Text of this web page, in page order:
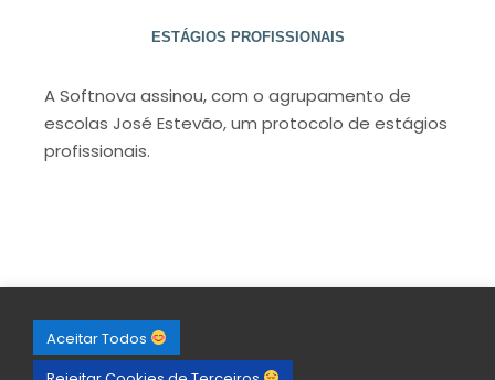
ESTÁGIOS PROFISSIONAIS
A Softnova assinou, com o agrupamento de
escolas José Estevão, um protocolo de estágios
profissionais.
Aceitar Todos